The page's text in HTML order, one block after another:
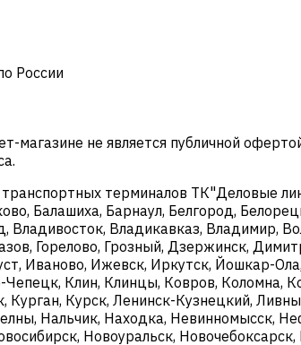
России
магазине не является публичной
терминалов ТК"Деловые
Балашиха, Барнаул, Белгород,
Владивосток, Владикавказ, Владимир,
Горелово, Грозный, Дзержинск,
Иваново, Ижевск, Иркутск, Йошкар-
Клин, Клинцы, Ковров, Коломна,
Курган, Курск, Ленинск-Кузнецкий,
Нальчик, Находка, Невинномысск,
Новоуральск,